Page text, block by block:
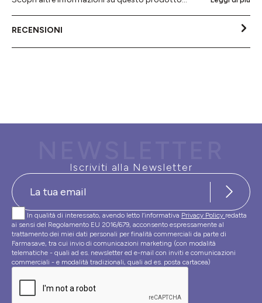
RECENSIONI
Iscriviti alla Newsletter
In qualità di interessato, avendo letto l’informativa Privacy Policy redatta
ai sensi del Regolamento EU 2016/679, acconsento espressamente al
trattamento dei miei dati personali per finalità commerciali da parte di
Farmasave, tra cui invio di comunicazioni marketing (con modalità
telematiche - quali ad es. newsletter ed e-mail con inviti e comunicazioni
commerciali - e modalità tradizionali, quali ad es. posta cartacea)